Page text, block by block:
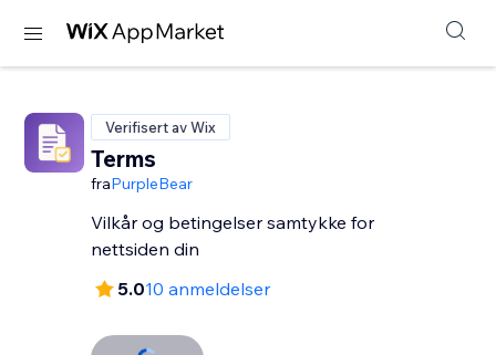
Verifisert av Wix
Terms
fraPurpleBear
Vilkår og betingelser samtykke for
nettsiden din
5.010 anmeldelser